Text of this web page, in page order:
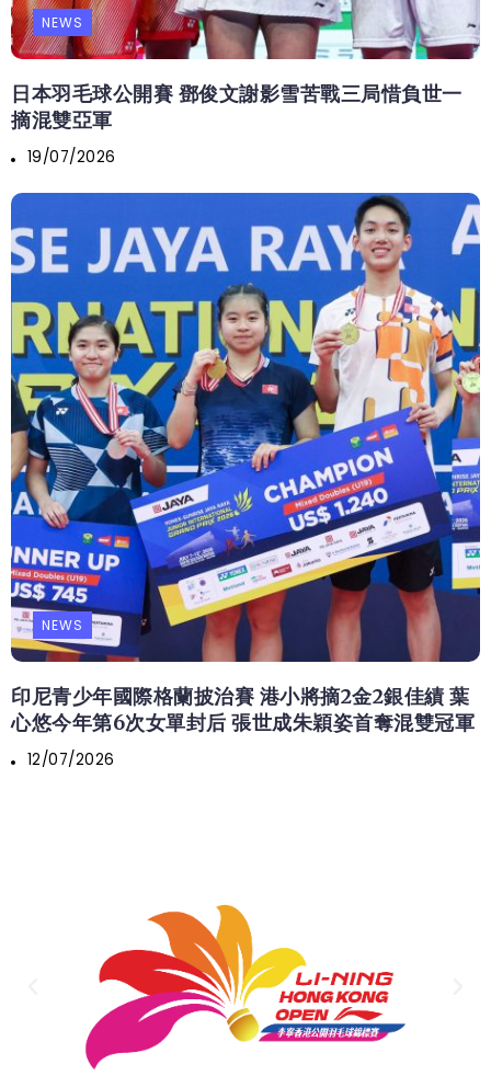
NEWS
日本羽毛球公開賽 鄧俊文謝影雪苦戰三局惜負世一
摘混雙亞軍
19/07/2026
NEWS
印尼青少年國際格蘭披治賽 港小將摘2金2銀佳績 葉
心悠今年第6次女單封后 張世成朱穎姿首奪混雙冠軍
12/07/2026